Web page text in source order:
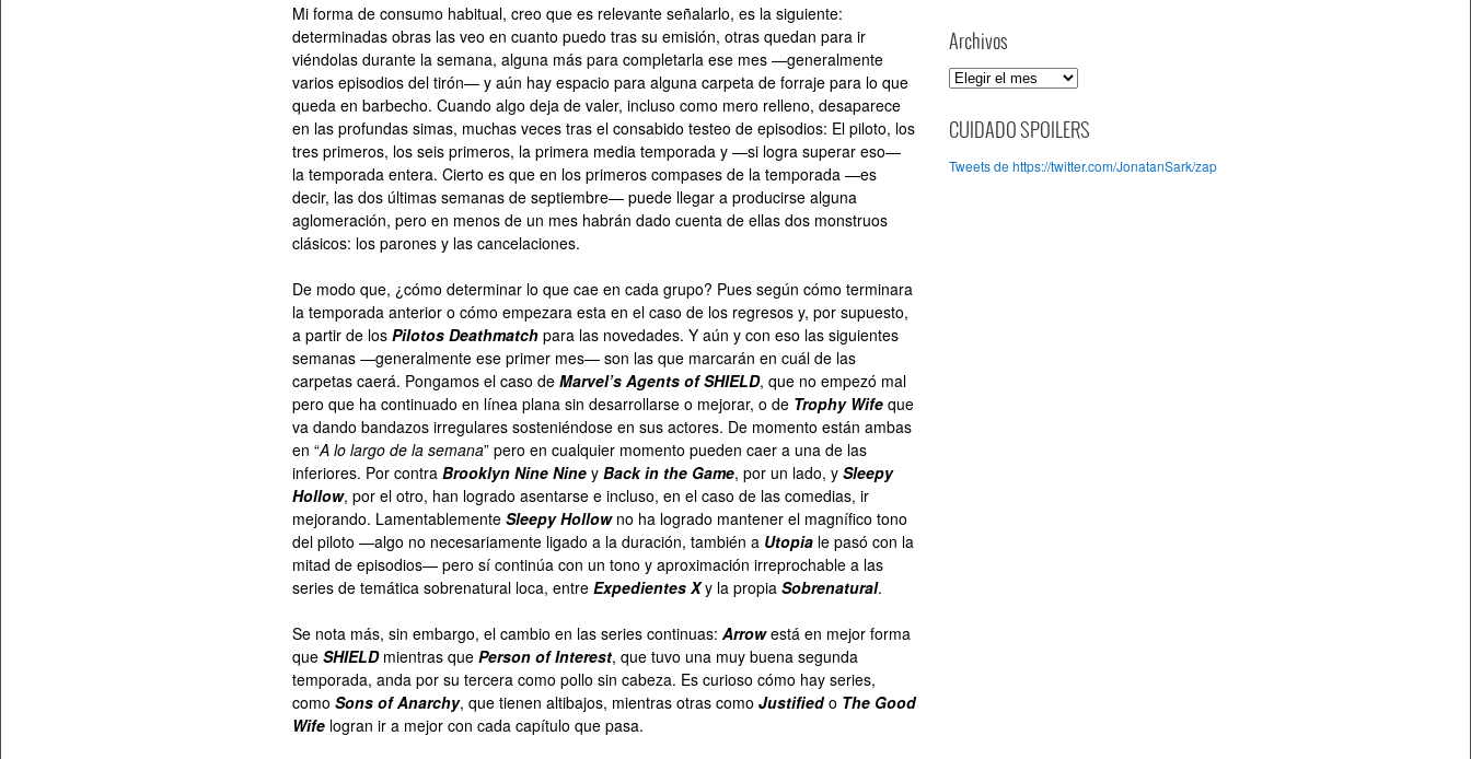
Mi forma de consumo habitual, creo que es relevante señalarlo, es la siguiente:
determinadas obras las veo en cuanto puedo tras su emisión, otras quedan para ir
viéndolas durante la semana, alguna más para completarla ese mes —generalmente
varios episodios del tirón— y aún hay espacio para alguna carpeta de forraje para lo que
queda en barbecho. Cuando algo deja de valer, incluso como mero relleno, desaparece
en las profundas simas, muchas veces tras el consabido testeo de episodios: El piloto, los
tres primeros, los seis primeros, la primera media temporada y —si logra superar eso—
la temporada entera. Cierto es que en los primeros compases de la temporada —es
decir, las dos últimas semanas de septiembre— puede llegar a producirse alguna
aglomeración, pero en menos de un mes habrán dado cuenta de ellas dos monstruos
clásicos: los parones y las cancelaciones.
De modo que, ¿cómo determinar lo que cae en cada grupo? Pues según cómo terminara
la temporada anterior o cómo empezara esta en el caso de los regresos y, por supuesto,
a partir de los Pilotos Deathmatch para las novedades. Y aún y con eso las siguientes
semanas —generalmente ese primer mes— son las que marcarán en cuál de las
carpetas caerá. Pongamos el caso de Marvel’s Agents ofSHIELD, que no empezó mal
pero que ha continuado en línea plana sin desarrollarse o mejorar, o de Trophy Wife que
va dando bandazos irregulares sosteniéndose en sus actores. De momento están ambas
en “A lo largo de la semana” pero en cualquier momento pueden caer a una de las
inferiores. Por contra Brooklyn Nine Nine y Back in the Game, por un lado, y Sleepy
Hollow, por el otro, han logrado asentarse e incluso, en el caso de las comedias, ir
mejorando. Lamentablemente Sleepy Hollowno ha logrado mantener el magnífico tono
del piloto —algo no necesariamente ligado a la duración, también a Utopia le pasó con la
mitad de episodios— pero sí continúa con un tono y aproximación irreprochable a las
series de temática sobrenatural loca, entre Expedientes Xy la propia Sobrenatural.
Se nota más, sin embargo, el cambio en las series continuas: Arrowestá en mejor forma
que SHIELDmientras que Person of Interest, que tuvo una muy buena segunda
temporada, anda por su tercera como pollo sin cabeza. Es curioso cómo hay series,
como Sons of Anarchy, que tienen altibajos, mientras otras como Justifiedo The Good
Wife logran ir a mejor con cada capítulo que pasa.
Archivos
A
c
i
CUIDADO SPOILERS
Tweets de https://twitter.com/JonatanSark/zap